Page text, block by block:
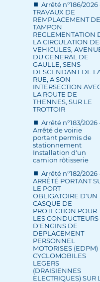
Arrêté n°186/2026
TRAVAUX DE
REMPLACEMENT DE
TAMPON
REGLEMENTATION
LA CIRCULATION
VEHICULES,
DU GENERAL DE
GAULLE, SENS
DESCENDANT DE
RUE, A SON
INTERSECTION
LA ROUTE DE
THENNES, SUR LE
TROTTOIR
Arrêté n°183/2026
Arrêté de voirie
portant permis de
stationnement
Installation d'un
camion rôtisserie
Arrêté n°182/2026
ARRÊTÉ PORTANT
LE PORT
OBLIGATOIRE D'UN
CASQUE DE
PROTECTION POUR
LES CONDUCTEURS
D'ENGINS DE
DEPLACEMENT
PERSONNEL
MOTORISES (EDPM)
CYCLOMOBILES
LEGERS
(DRAISIENNES
ELECTRIQUES) SUR